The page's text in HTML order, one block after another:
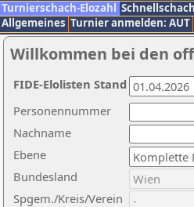
Turnierschach-Elozahl
Allgemeines Turnier anmelden: AUT
Willkommen bei den
Nachname
Ebene
Personennummer
Bundesland
Spgem./Kreis/Verein
FIDE-Elolisten Stand